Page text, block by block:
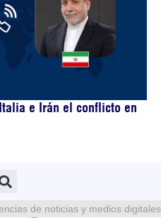
e Irán el conflicto en
de noticias y medios digitales